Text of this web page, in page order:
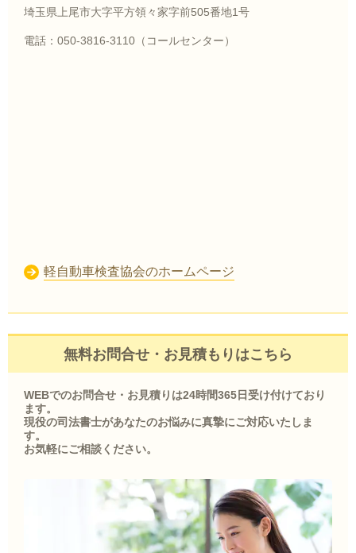
埼玉県上尾市大字平方領々家字前505番地1号
電話：050-3816-3110（コールセンター）
軽自動車検査協会のホームページ
無料お問合せ・お見積もりはこちら
WEBでのお問合せ・お見積りは24時間365日受け付けており
ます。
現役の司法書士があなたのお悩みに真摯にご対応いたしま
す。
お気軽にご相談ください。